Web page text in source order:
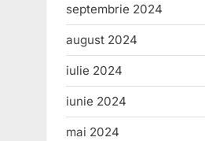
septembrie 2024
august 2024
iulie 2024
iunie 2024
mai 2024